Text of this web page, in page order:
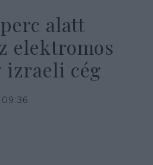
alatt
elektromos
izraeli cég